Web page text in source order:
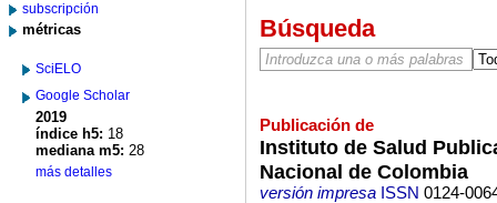
subscripción
métricas
SciELO
Google Scholar
2019
índice h5: 18
mediana m5: 28
más detalles
Búsqueda
Publicación de
Instituto de Salud
Nacional de Colombia
versión impresaISSN 0124-